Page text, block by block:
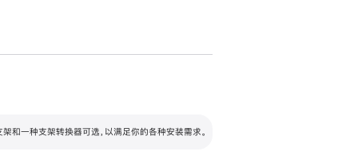
毫米的高度调节范围。
一种支架转换器可选，以满足你的各种安装需求。